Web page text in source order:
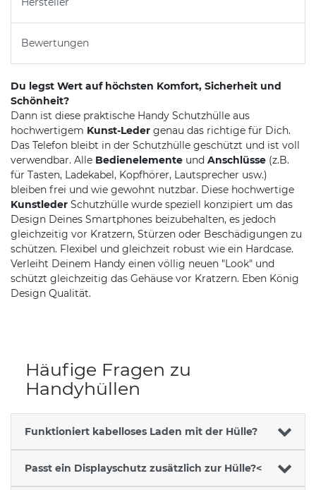
Bewertungen
Du legst Wert auf höchsten Komfort, Sicherheit und
Schönheit?
Dann ist diese praktische Handy Schutzhülle aus
hochwertigem Kunst-Leder genau das richtige für Dich.
Das Telefon bleibt in der Schutzhülle geschützt und ist voll
verwendbar. Alle Bedienelemente und Anschlüsse (z.B.
für Tasten, Ladekabel, Kopfhörer, Lautsprecher usw.)
bleiben frei und wie gewohnt nutzbar. Diese hochwertige
Kunstleder Schutzhülle wurde speziell konzipiert um das
Design Deines Smartphones beizubehalten, es jedoch
gleichzeitig vor Kratzern, Stürzen oder Beschädigungen zu
schützen. Flexibel und gleichzeit robust wie ein Hardcase.
Verleiht Deinem Handy einen völlig neuen "Look" und
schützt gleichzeitig das Gehäuse vor Kratzern. Eben König
Design Qualität.
Häufige Fragen zu
Handyhüllen
Funktioniert kabelloses Laden mit der Hülle?
Passt ein Displayschutz zusätzlich zur Hülle?<